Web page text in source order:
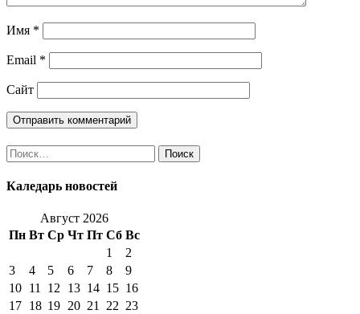
Имя *
Email *
Сайт
Найти:
Каледарь новостей
Август 2026
Пн Вт Ср Чт Пт Сб Вс
1
2
3
4 5 6 7 8
9
10 11 12 13 14 15 16
17 18 19 20 21 22 23